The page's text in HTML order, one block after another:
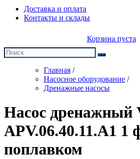
Доставка и оплата
Контакты и склады
Корзина пуста
Главная /
Насосное оборудование /
Дренажные насосы
Насос дренажный
APV.06.40.11.A1 1
поплавком